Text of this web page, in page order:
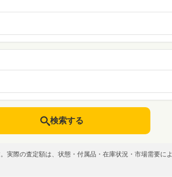
検索する
実際の査定額は、状態・付属品・在庫状況・市場需要に